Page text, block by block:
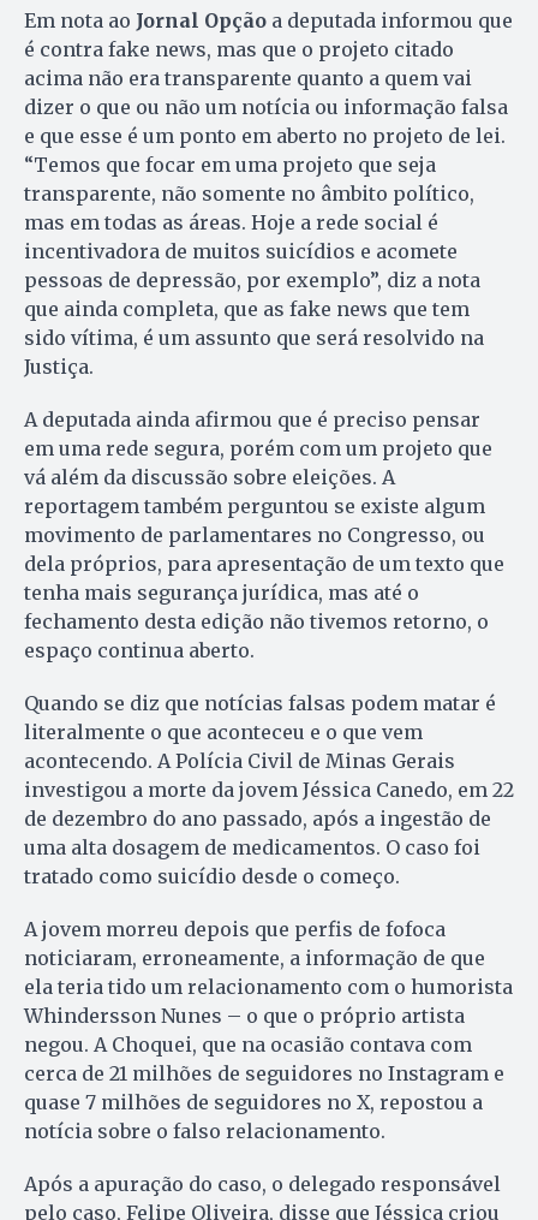
Em nota ao Jornal Opção a deputada informou que
é contra fake news, mas que o projeto citado
acima não era transparente quanto a quem vai
dizer o que ou não um notícia ou informação falsa
e que esse é um ponto em aberto no projeto de lei.
“Temos que focar em uma projeto que seja
transparente, não somente no âmbito político,
mas em todas as áreas. Hoje a rede social é
incentivadora de muitos suicídios e acomete
pessoas de depressão, por exemplo”, diz a nota
que ainda completa, que as fake news que tem
sido vítima, é um assunto que será resolvido na
Justiça.
A deputada ainda afirmou que é preciso pensar
em uma rede segura, porém com um projeto que
vá além da discussão sobre eleições. A
reportagem também perguntou se existe algum
movimento de parlamentares no Congresso, ou
dela próprios, para apresentação de um texto que
tenha mais segurança jurídica, mas até o
fechamento desta edição não tivemos retorno, o
espaço continua aberto.
Quando se diz que notícias falsas podem matar é
literalmente o que aconteceu e o que vem
acontecendo. A Polícia Civil de Minas Gerais
investigou a morte da jovem Jéssica Canedo, em 22
de dezembro do ano passado, após a ingestão de
uma alta dosagem de medicamentos. O caso foi
tratado como suicídio desde o começo.
A jovem morreu depois que perfis de fofoca
noticiaram, erroneamente, a informação de que
ela teria tido um relacionamento com o humorista
Whindersson Nunes – o que o próprio artista
negou. A Choquei, que na ocasião contava com
cerca de 21 milhões de seguidores no Instagram e
quase 7 milhões de seguidores no X, repostou a
notícia sobre o falso relacionamento.
Após a apuração do caso, o delegado responsável
pelo caso, Felipe Oliveira, disse que Jéssica criou